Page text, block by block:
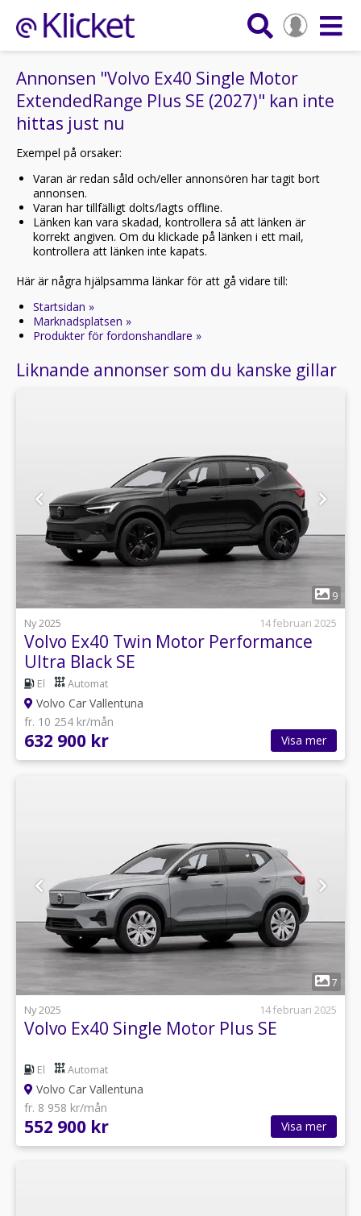
Annonsen "Volvo Ex40 Single Motor
ExtendedRange Plus SE (2027)" kan inte
hittas just nu
Exempel på orsaker:
Varan är redan såld och/eller annonsören har tagit bort
annonsen.
Varan har tillfälligt dolts/lagts offline.
Länken kan vara skadad, kontrollera så att länken är
korrekt angiven. Om du klickade på länken i ett mail,
kontrollera att länken inte kapats.
Här är några hjälpsamma länkar för att gå vidare till:
Startsidan »
Marknadsplatsen »
Produkter för fordonshandlare »
Liknande annonser som du kanske gillar
9
Ny 2025
14 februari 2025
Volvo Ex40 Twin Motor Performance
Ultra Black SE
El Automat
Volvo Car Vallentuna
fr. 10 254 kr/mån
632 900 kr Visa mer
7
Ny 2025
14 februari 2025
Volvo Ex40 Single Motor Plus SE
El Automat
Volvo Car Vallentuna
fr. 8 958 kr/mån
552 900 kr Visa mer